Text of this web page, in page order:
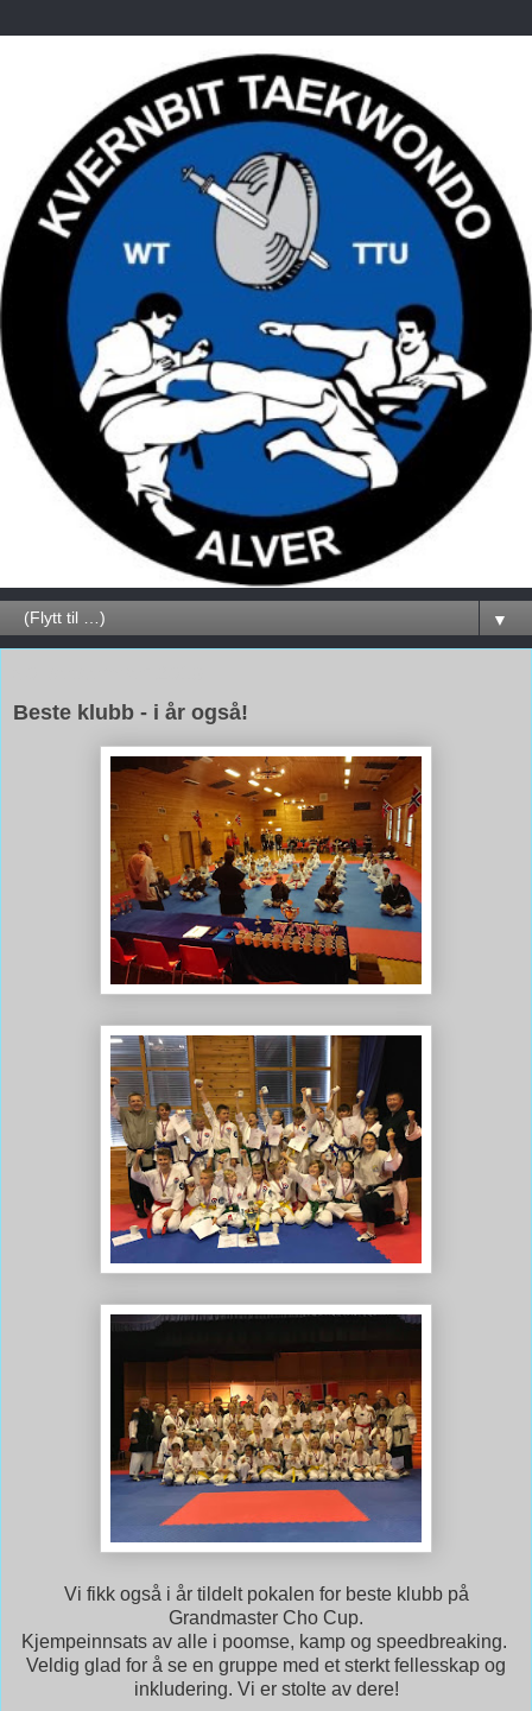
▼
Beste klubb - i år også!
Vi fikk også i år tildelt pokalen for beste klubb på
Grandmaster Cho Cup.
Kjempeinnsats av alle i poomse, kamp og speedbreaking.
Veldig glad for å se en gruppe med et sterkt fellesskap og
inkludering. Vi er stolte av dere!